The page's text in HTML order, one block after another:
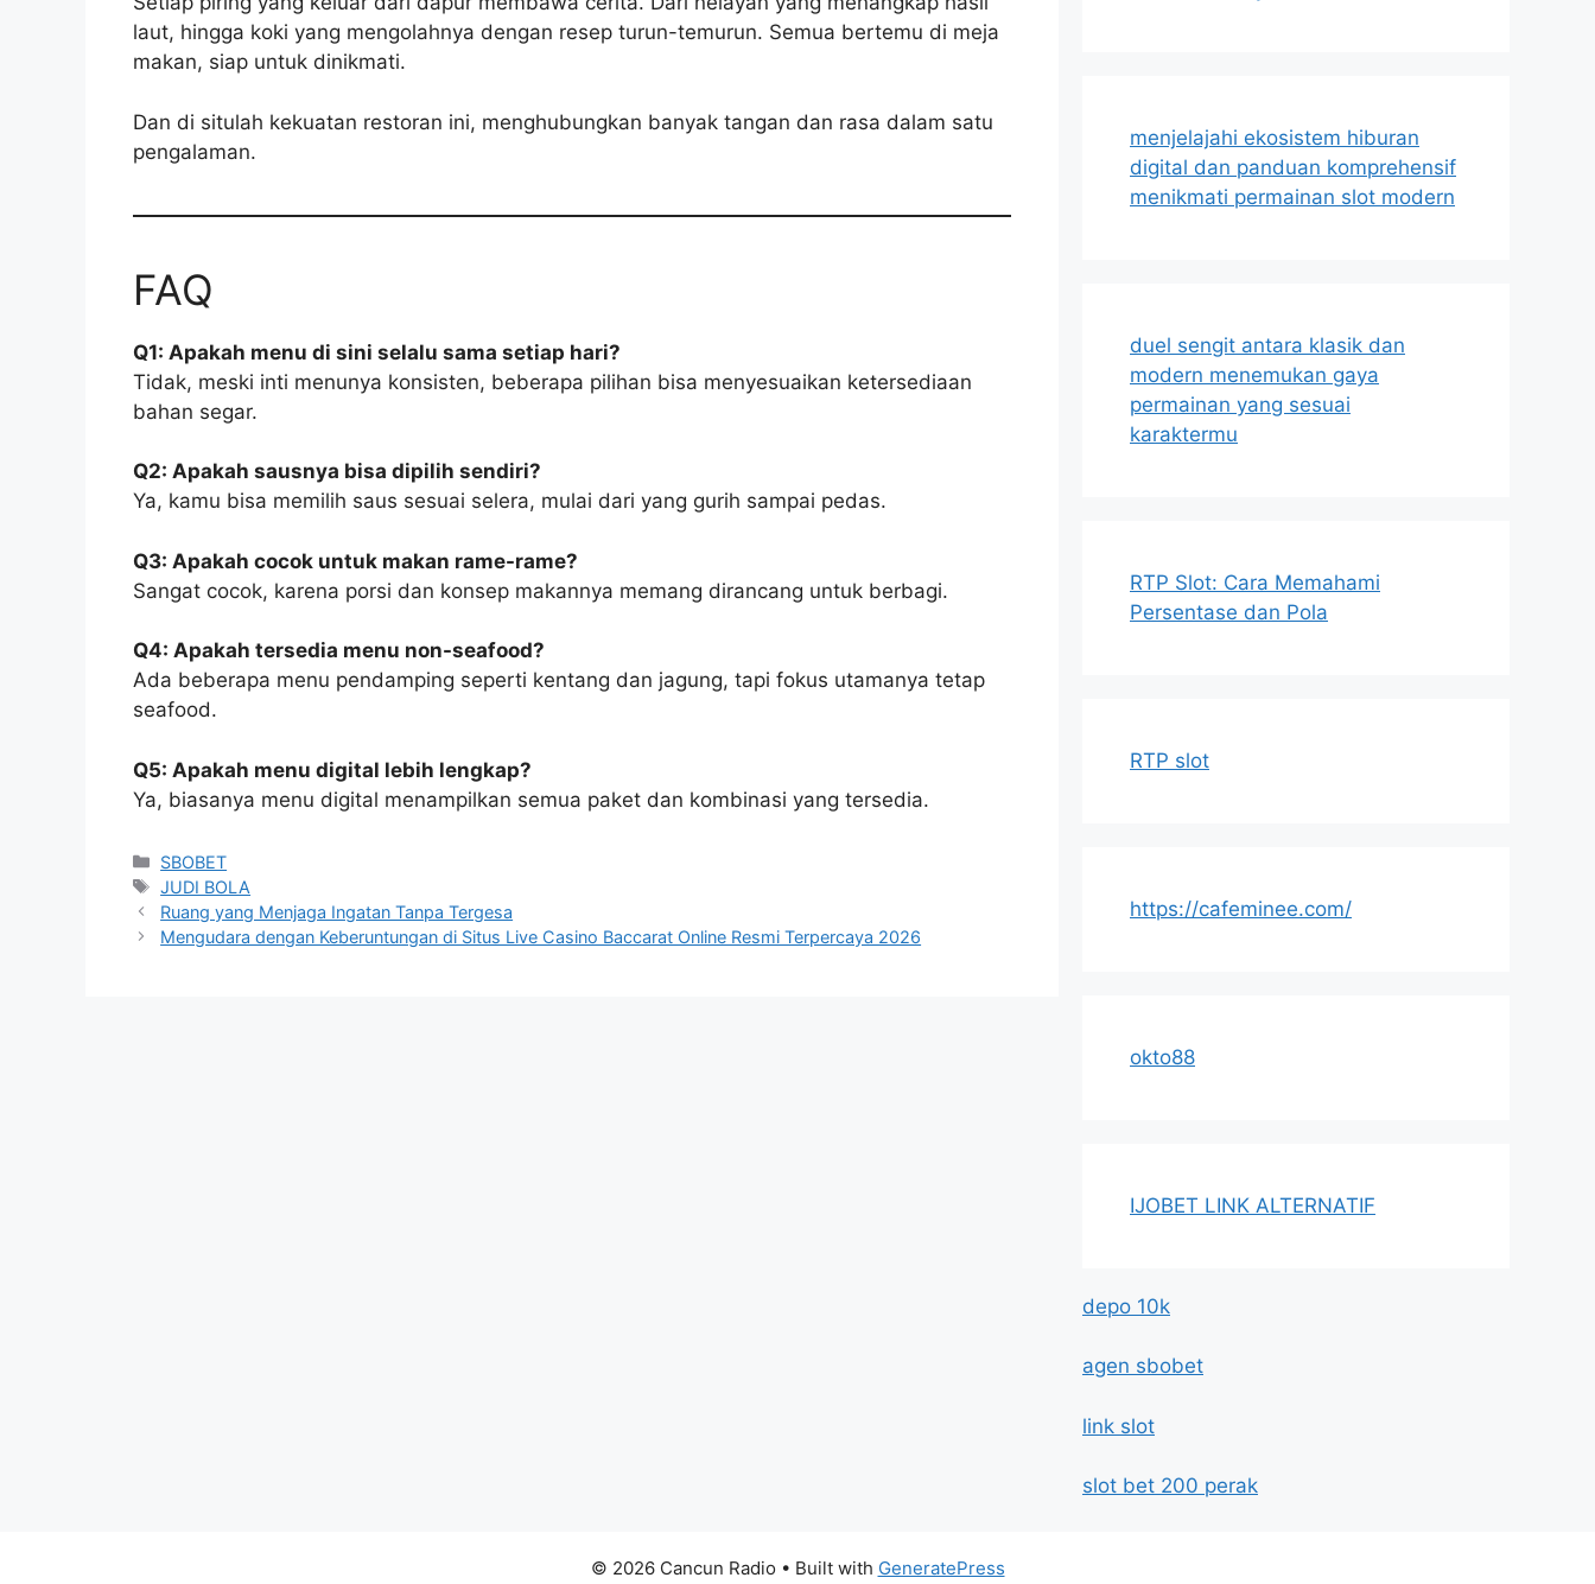
laut, hingga koki yang mengolahnya dengan resep turun-temurun. Semua bertemu di meja
makan, siap untuk dinikmati.
Dan di situlah kekuatan restoran ini, menghubungkan banyak tangan dan rasa dalam satu
pengalaman.
FAQ
Q1: Apakah menu di sini selalu sama setiap hari?
Tidak, meski inti menunya konsisten, beberapa pilihan bisa menyesuaikan ketersediaan
bahan segar.
Q2: Apakah sausnya bisa dipilih sendiri?
Ya, kamu bisa memilih saus sesuai selera, mulai dari yang gurih sampai pedas.
Q3: Apakah cocok untuk makan rame-rame?
Sangat cocok, karena porsi dan konsep makannya memang dirancang untuk berbagi.
Q4: Apakah tersedia menu non-seafood?
Ada beberapa menu pendamping seperti kentang dan jagung, tapi fokus utamanya tetap
seafood.
Q5: Apakah menu digital lebih lengkap?
Ya, biasanya menu digital menampilkan semua paket dan kombinasi yang tersedia.
Categories
SBOBET
Tags
JUDI BOLA
Ruang yang Menjaga Ingatan Tanpa Tergesa
Mengudara dengan Keberuntungan di Situs Live Casino Baccarat Online Resmi Terpercaya 2026
menjelajahi ekosistem hiburan
digital dan panduan komprehensif
menikmati permainan slot modern
duel sengit antara klasik dan
modern menemukan gaya
permainan yang sesuai
karaktermu
RTP Slot: Cara Memahami
Persentase dan Pola
RTP slot
https://cafeminee.com/
okto88
IJOBET LINK ALTERNATIF
depo 10k
agen sbobet
link slot
slot bet 200 perak
© 2026 Cancun Radio • Built with GeneratePress